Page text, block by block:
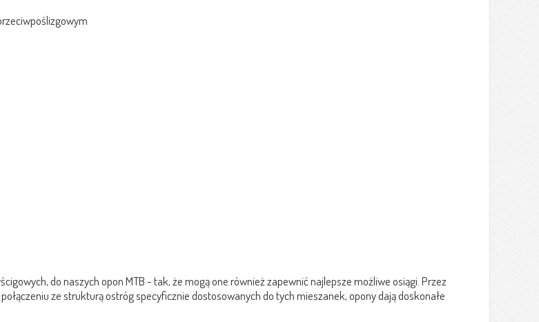
do naszych opon MTB - tak, że mogą one również zapewnić najlepsze możliwe osiągi. Przez
ze strukturą ostróg specyficznie dostosowanych do tych mieszanek, opony dają doskonałe